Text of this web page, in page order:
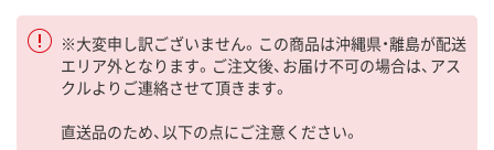
※大変申し訳ございません。この商品は沖縄県・離島が配送
エリア外となります。ご注文後、お届け不可の場合は、アス
クルよりご連絡させて頂きます。
直送品のため、以下の点にご注意ください。